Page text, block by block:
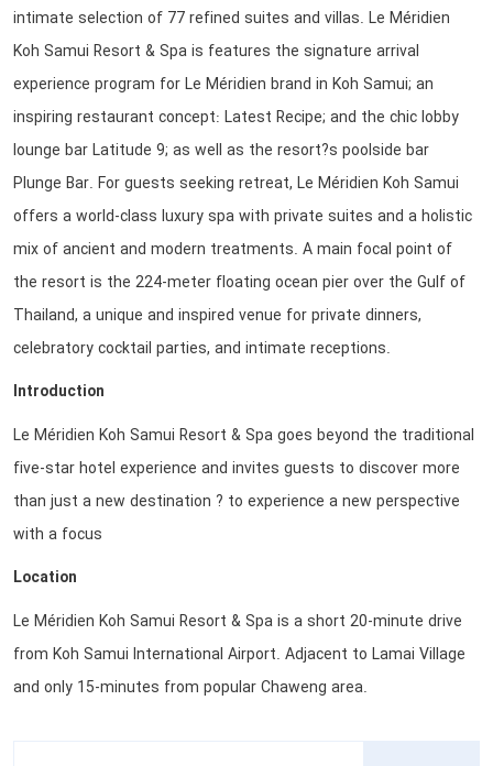
intimate selection of 77 refined suites and villas. Le Méridien
Koh Samui Resort & Spa is features the signature arrival
experience program for Le Méridien brand in Koh Samui; an
inspiring restaurant concept: Latest Recipe; and the chic lobby
lounge bar Latitude 9; as well as the resort?s poolside bar
Plunge Bar. For guests seeking retreat, Le Méridien Koh Samui
offers a world-class luxury spa with private suites and a holistic
mix of ancient and modern treatments. A main focal point of
the resort is the 224-meter floating ocean pier over the Gulf of
Thailand, a unique and inspired venue for private dinners,
celebratory cocktail parties, and intimate receptions.
Introduction
Le Méridien Koh Samui Resort & Spa goes beyond the traditional
five-star hotel experience and invites guests to discover more
than just a new destination ? to experience a new perspective
with a focus
Location
Le Méridien Koh Samui Resort & Spa is a short 20-minute drive
from Koh Samui International Airport. Adjacent to Lamai Village
and only 15-minutes from popular Chaweng area.